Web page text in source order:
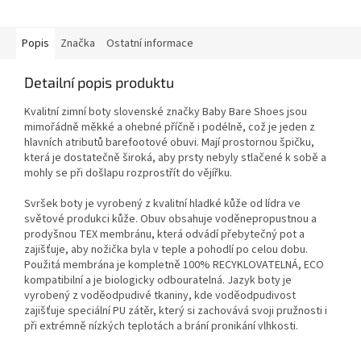
Popis Značka Ostatní informace
Detailní popis produktu
Kvalitní zimní boty slovenské značky Baby Bare Shoes jsou
mimořádně měkké a ohebné příčně i podélně, což je jeden z
hlavních atributů barefootové obuvi. Mají prostornou špičku,
která je dostatečně široká, aby prsty nebyly stlačené k sobě a
mohly se při došlapu rozprostřít do vějířku.
Svršek boty je vyrobený z kvalitní hladké kůže od lídra ve
světové produkci kůže. Obuv obsahuje voděnepropustnou a
prodyšnou TEX membránu, která odvádí přebytečný pot a
zajišťuje, aby nožička byla v teple a pohodlí po celou dobu.
Použitá membrána je kompletně 100% RECYKLOVATELNÁ, ECO
kompatibilní a je biologicky odbouratelná. Jazyk boty je
vyrobený z voděodpudivé tkaniny, kde voděodpudivost
zajišťuje speciální PU zátěr, který si zachovává svoji pružnosti i
při extrémně nízkých teplotách a brání pronikání vlhkosti.